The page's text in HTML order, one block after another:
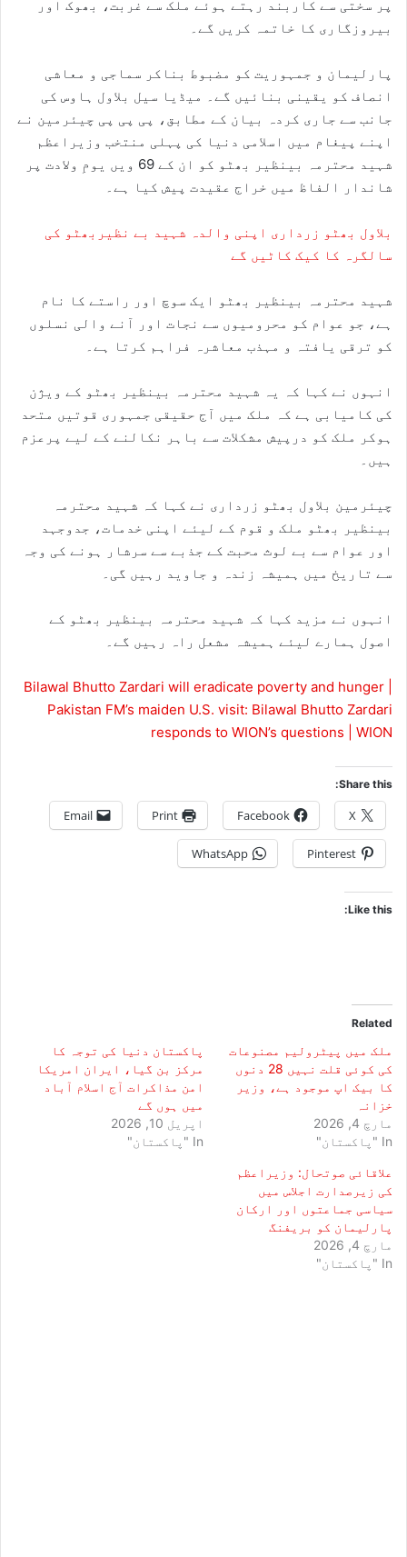
پر سختی سے کاربند رہتے ہوئے ملک سے غربت، بھوک اور
بیروزگاری کا خاتمہ کریں گے۔
پارلیمان و جمہوریت کو مضبوط بناکر سماجی و معاشی
انصاف کو یقینی بنائیں گے۔ میڈیا سیل بلاول ہاوس کی
جانب سے جاری کردہ بیان کے مطابق، پی پی پی چیئرمین نے
اپنے پیغام میں اسلامی دنیا کی پہلی منتخب وزیراعظم
شہید محترمہ بینظیر بھٹو کو ان کے 69 ویں یومِ ولادت پر
شاندار الفاظ میں خراج عقیدت پیش کیا ہے۔
بلاول بھٹو زرداری اپنی والدہ شہید بے نظیربھٹو کی
سالگرہ کا کیک کاٹیں گے
شہید محترمہ بینظیر بھٹو ایک سوچ اور راستے کا نام
ہے، جو عوام کو محرومیوں سے نجات اور آنے والی نسلوں
کو ترقی یافتہ و مہذب معاشرہ فراہم کرتا ہے۔
انہوں نے کہا کہ یہ شہید محترمہ بینظیر بھٹو کے ویژن
کی کامیابی ہے کہ ملک میں آج حقیقی جمہوری قوتیں متحد
ہوکر ملک کو درپیش مشکلات سے باہر نکالنے کے لیے پرعزم
ہیں۔
چیئرمین بلاول بھٹو زرداری نے کہا کہ شہید محترمہ
بینظیر بھٹو ملک و قوم کے لیئے اپنی خدمات، جدوجہد
اور عوام سے بے لوث محبت کے جذبے سے سرشار ہونے کی وجہ
سے تاریخ میں ہمیشہ زندہ و جاوید رہیں گی۔
انہوں نے مزید کہا کہ شہید محترمہ بینظیر بھٹو کے
اصول ہمارے لیئے ہمیشہ مشعل راہ رہیں گے۔
Bilawal Bhutto Zardari will eradicate poverty and hunger |
Pakistan FM’s maiden U.S. visit: Bilawal Bhutto Zardari
responds to WION’s questions | WION
Share this:
X
Facebook
Print
Email
Pinterest
WhatsApp
Like this:
Related
ملک میں پیٹرولیم مصنوعات
کی کوئی قلت نہیں 28 دنوں
کا بیک اپ موجود ہے، وزیر
خزانہ
مارچ 4, 2026
In "پاکستان"
پاکستان دنیا کی توجہ کا
مرکز بن گیا، ایران امریکا
امن مذاکرات آج اسلام آباد
میں ہوں گے
اپریل 10, 2026
In "پاکستان"
علاقائی صوتحال: وزیراعظم
کی زیرصدارت اجلاس میں
سیاسی جماعتوں اور ارکان
پارلیمان کو بریفنگ
مارچ 4, 2026
In "پاکستان"